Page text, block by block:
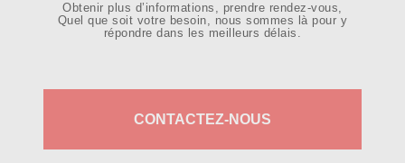
Obtenir plus d’informations, prendre rendez-vous,
Quel que soit votre besoin, nous sommes là pour y
répondre dans les meilleurs délais.
CONTACTEZ-NOUS